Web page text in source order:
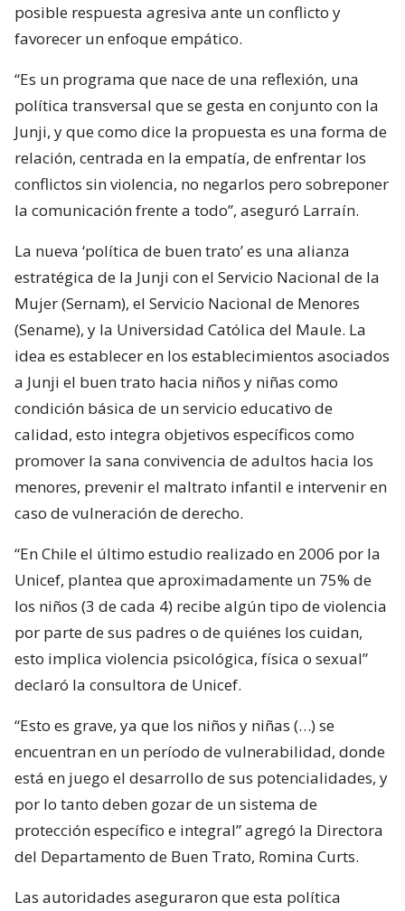
posible respuesta agresiva ante un conflicto y
favorecer un enfoque empático.
“Es un programa que nace de una reflexión, una
política transversal que se gesta en conjunto con la
Junji, y que como dice la propuesta es una forma de
relación, centrada en la empatía, de enfrentar los
conflictos sin violencia, no negarlos pero sobreponer
la comunicación frente a todo”, aseguró Larraín.
La nueva ‘política de buen trato’ es una alianza
estratégica de la Junji con el Servicio Nacional de la
Mujer (Sernam), el Servicio Nacional de Menores
(Sename), y la Universidad Católica del Maule. La
idea es establecer en los establecimientos asociados
a Junji el buen trato hacia niños y niñas como
condición básica de un servicio educativo de
calidad, esto integra objetivos específicos como
promover la sana convivencia de adultos hacia los
menores, prevenir el maltrato infantil e intervenir en
caso de vulneración de derecho.
“En Chile el último estudio realizado en 2006 por la
Unicef, plantea que aproximadamente un 75% de
los niños (3 de cada 4) recibe algún tipo de violencia
por parte de sus padres o de quiénes los cuidan,
esto implica violencia psicológica, física o sexual”
declaró la consultora de Unicef.
“Esto es grave, ya que los niños y niñas (…) se
encuentran en un período de vulnerabilidad, donde
está en juego el desarrollo de sus potencialidades, y
por lo tanto deben gozar de un sistema de
protección específico e integral” agregó la Directora
del Departamento de Buen Trato, Romina Curts.
Las autoridades aseguraron que esta política